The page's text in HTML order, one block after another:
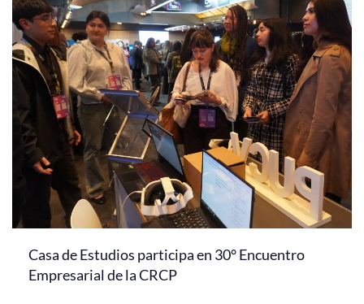
Casa de Estudios participa en 30° Encuentro
Empresarial de la CRCP